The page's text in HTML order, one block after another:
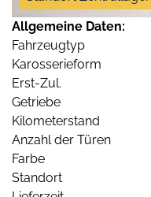
Allgemeine Daten:
Fahrzeugtyp
Karosserieform
Erst-Zul.
Getriebe
Kilometerstand
Anzahl der Türen
Farbe
Standort